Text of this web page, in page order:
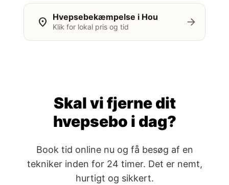
location_on Hvepsebekæmpelse i Hou
Klik for lokal pris og tid arrow_forward
Skal vi fjerne dit
hvepsebo i dag?
Book tid online nu og få besøg af en
tekniker inden for 24 timer. Det er nemt,
hurtigt og sikkert.